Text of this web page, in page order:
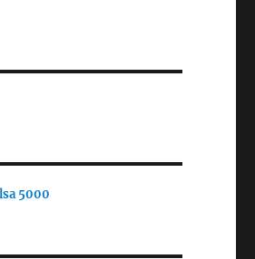
5000